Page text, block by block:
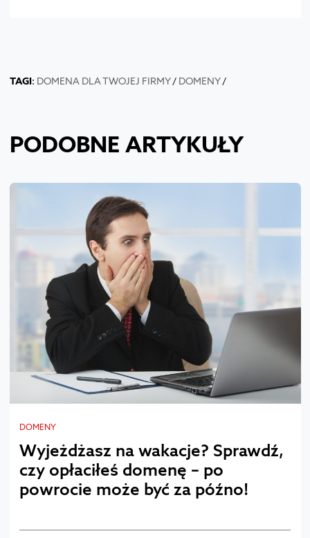
TAGI: DOMENA DLA TWOJEJ FIRMY/ DOMENY/
PODOBNE ARTYKUŁY
DOMENY
Wyjeżdżasz na wakacje? Sprawdź,
czy opłaciłeś domenę – po
powrocie może być za późno!